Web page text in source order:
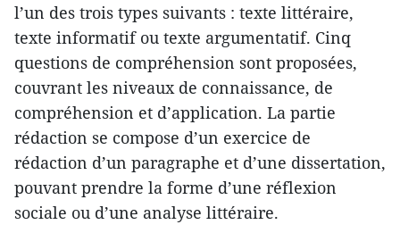
l’un des trois types suivants : texte littéraire,
texte informatif ou texte argumentatif. Cinq
questions de compréhension sont proposées,
couvrant les niveaux de connaissance, de
compréhension et d’application. La partie
rédaction se compose d’un exercice de
rédaction d’un paragraphe et d’une dissertation,
pouvant prendre la forme d’une réflexion
sociale ou d’une analyse littéraire.